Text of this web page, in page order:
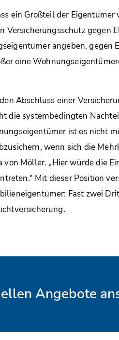
ein Großteil der
Versicherungsschutz gegen
angeben, gegen
eine
Abschluss einer
die systembedingten
ist es nicht
wenn sich die
von Möller. „Hier würde die
Mit dieser Position
Fast zwei
Angebote